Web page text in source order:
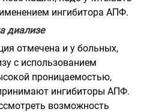
ингибитора АПФ.
диализе
отмечена и у больных,
с использованием
проницаемостью,
ингибиторы АПФ.
возможность